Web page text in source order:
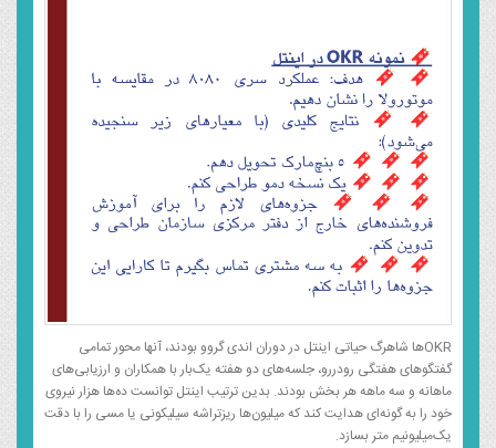
OKRها شاهرگ حیاتی اینتل در دوران اندی گروو بودند، آنها محور تمامی
گفتگوهای هفتگی رودررو، جلسه‌های دو هفته یک‌بار با همکاران و ارزیابی‌های
ماهانه و سه ماهه هر بخش بودند. بدین ترتیب اینتل توانست ده‌ها هزار نیروی
خود را به گونه‌ای هدایت کند که میلیون‌ها ریزتراشه سیلیکونی یا مسی را با دقت
یک‌میلیونیم متر بسازد.